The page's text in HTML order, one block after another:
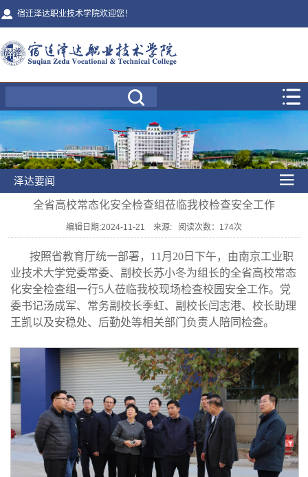
宿迁泽达职业技术学院欢迎您！
泽达要闻
全省高校常态化安全检查组莅临我校检查安全工作
编辑日期:2024-11-21 来源: 阅读次数： 174次
按照省教育厅统一部署，11月20日下午，由南京工业职
业技术大学党委常委、副校长苏小冬为组长的全省高校常态
化安全检查组一行5人莅临我校现场检查校园安全工作。党
委书记汤成军、常务副校长季虹、副校长闫志港、校长助理
王凯以及安稳处、后勤处等相关部门负责人陪同检查。